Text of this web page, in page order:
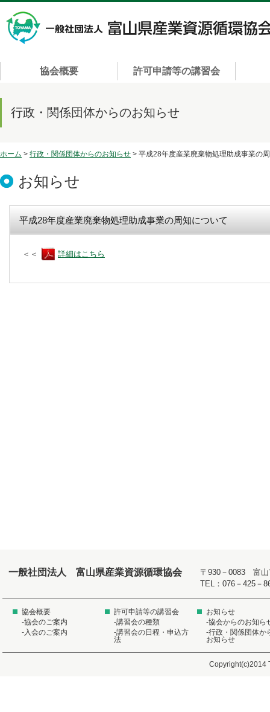
協会概要 許可申請等の講習会
行政・関係団体からのお知らせ
ホーム > 行政・関係団体からのお知らせ > 平成28年度産業廃棄物処理助成事業の
お知らせ
平成28年度産業廃棄物処理助成事業の周知について
＜＜ 詳細はこちら
一般社団法人 富山県産業資源循環協会
〒930－0083 富山
TEL：076－425
協会概要
-協会のご案内
-入会のご案内
許可申請等の講習会
-講習会の種類
-講習会の日程・申込方
法
お知らせ
-協会からのお知ら
-行政・関係団体か
お知らせ
Copyright(c)2014